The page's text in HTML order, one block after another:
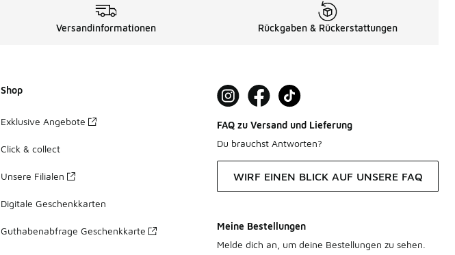
Versandinformationen Rückgaben & Rückerstattungen
Shop
Exklusive Angebote
Click & collect
Unsere Filialen
Digitale Geschenkkarten
Guthabenabfrage Geschenkkarte
FAQ zu Versand und Lieferung
Du brauchst Antworten?
WIRF EINEN BLICK AUF UNSERE FAQ
Meine Bestellungen
Melde dich an, um deine Bestellungen zu sehen.